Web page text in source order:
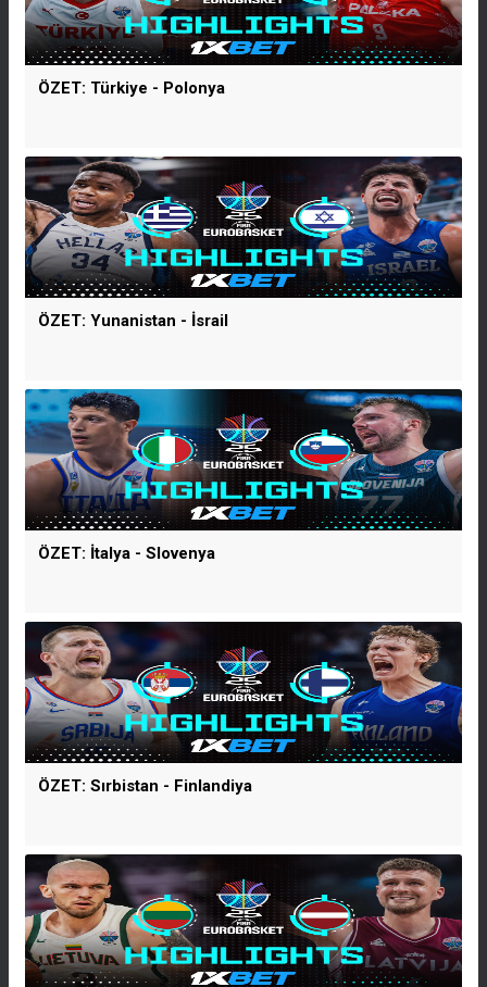
ÖZET: Türkiye - Polonya
ÖZET: Yunanistan - İsrail
ÖZET: İtalya - Slovenya
ÖZET: Sırbistan - Finlandiya